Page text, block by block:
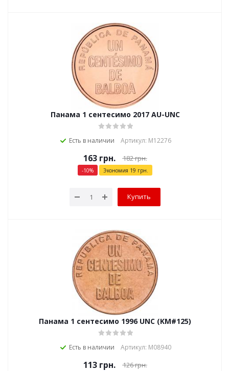
Панама 1 сентесимо 2017 AU-UNC
Есть в наличии Артикул: М12276
163грн. 182грн.
-10% Экономия 19 грн.
Купить
Панама 1 сентесимо 1996 UNC (KM#125)
Есть в наличии Артикул: М08940
113грн. 126грн.